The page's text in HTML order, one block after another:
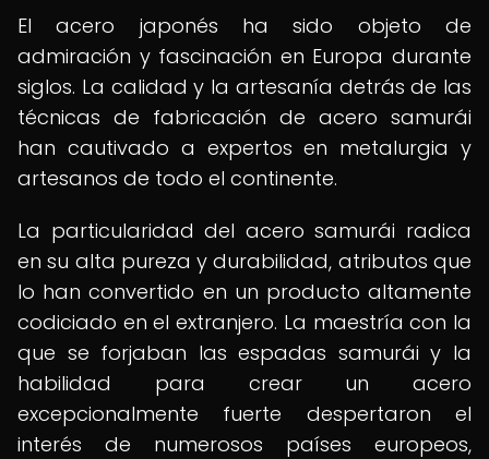
El acero japonés ha sido objeto de
admiración y fascinación en Europa durante
siglos. La calidad y la artesanía detrás de las
técnicas de fabricación de acero samurái
han cautivado a expertos en metalurgia y
artesanos de todo el continente.
La particularidad del acero samurái radica
en su alta pureza y durabilidad, atributos que
lo han convertido en un producto altamente
codiciado en el extranjero. La maestría con la
que se forjaban las espadas samurái y la
habilidad para crear un acero
excepcionalmente fuerte despertaron el
interés de numerosos países europeos,